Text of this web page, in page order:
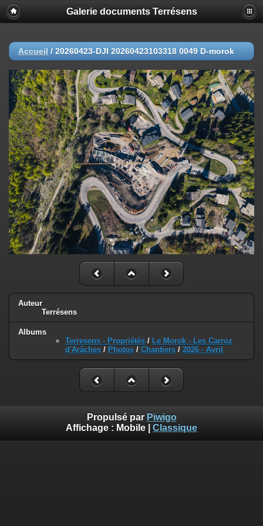
Galerie documents Terrésens
Accueil / 20260423-DJI 20260423103318 0049 D-morok
Auteur
Terrésens
Albums
Terresens - Propriétés / Le Morok - Les Carroz
d'Arâches / Photos / Chantiers / 2026 - Avril
Propulsé par Piwigo
Affichage : Mobile Classique